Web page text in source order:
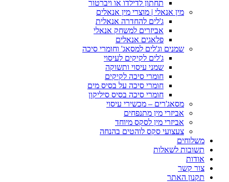
תחתון לדילדו או ויברטור
מין אנאלי | מוצרי מין אנאלים
ג'לים להחדרה אנאלית
אביזרים למשחק אנאלי
פלאגים אנאלים
שמנים וג'לים למסאג' וחומרי סיכה
ג'לים לקיקים לעיסוי
שמני עיסוי ותשוקה
חומרי סיכה לקיקים
חומרי סיכה על בסיס מים
חומרי סיכה בסיס סיליקון
מסאג'רים – מכשירי עיסוי
אביזרי מין מתנפחים
אביזרי מין לסקס מיוחד
צעצועי סקס לוהטים בהנחה
משלוחים
תשובות לשאלות
אודות
צור קשר
תקנון האתר